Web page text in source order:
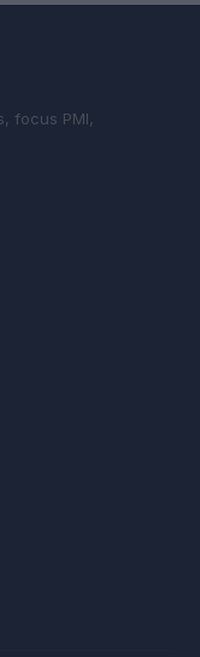
focus PMI,